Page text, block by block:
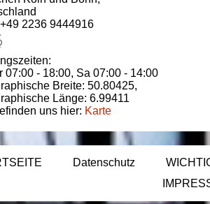
2236 9444916
07:00 - 18:00, Sa 07:00 - 14:00
Breite: 50.80425,
Länge: 6.99411
uns hier: Karte
Datenschutz